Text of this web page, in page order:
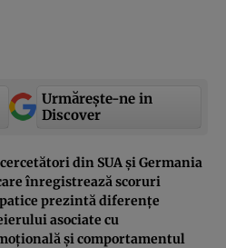
Urmărește-ne in
Discover
din SUA și Germania
înregistrează scoruri
prezintă diferențe
asociate cu
și comportamentul